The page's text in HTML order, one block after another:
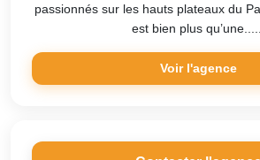
passionnés sur les hauts plateaux du
est bien plus qu’une......
Voir l'agence